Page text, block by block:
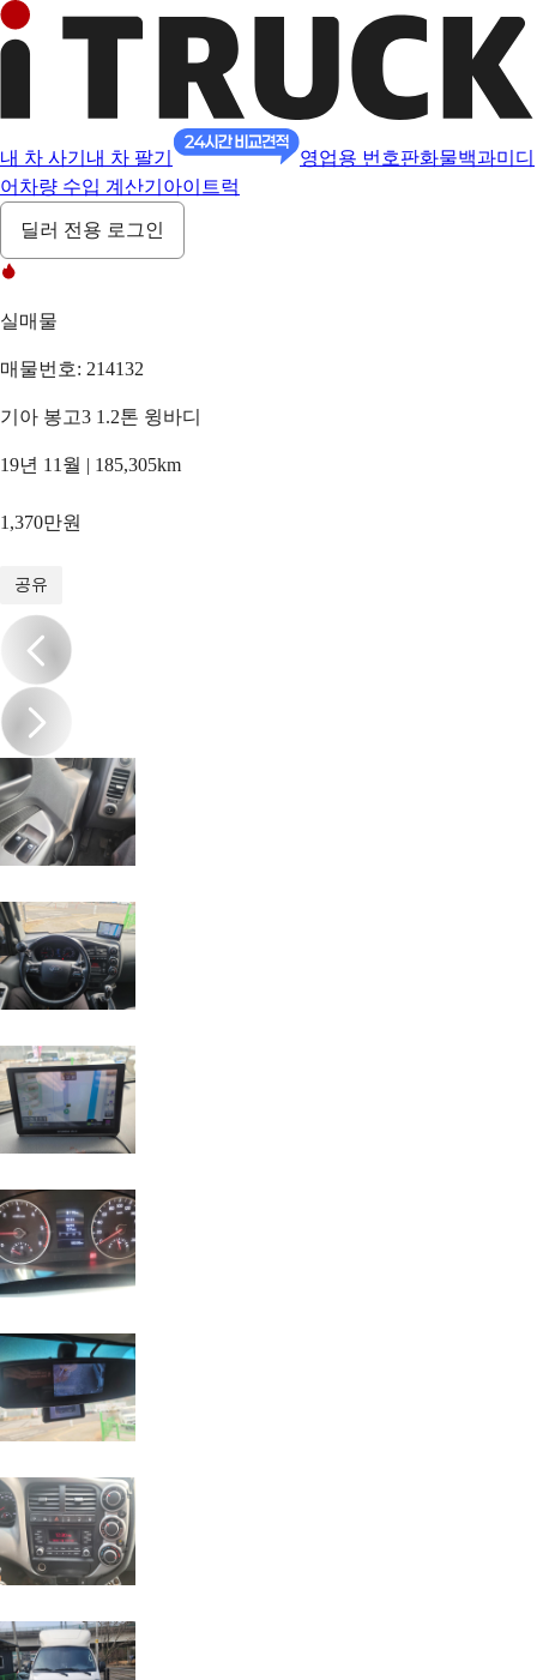
내 차 사기 내 차 팔기 영업용 번호판화물백과미디
어 차량 수입 계산기 아이트럭
딜러 전용 로그인
실매물
매물번호: 214132
기아 봉고3 1.2톤 윙바디
19년 11월 | 185,305km
1,370만원
공유
/20